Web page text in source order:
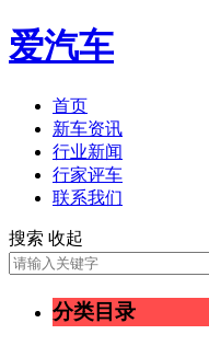
爱汽车
首页
新车资讯
行业新闻
行家评车
联系我们
搜索 收起
分类目录